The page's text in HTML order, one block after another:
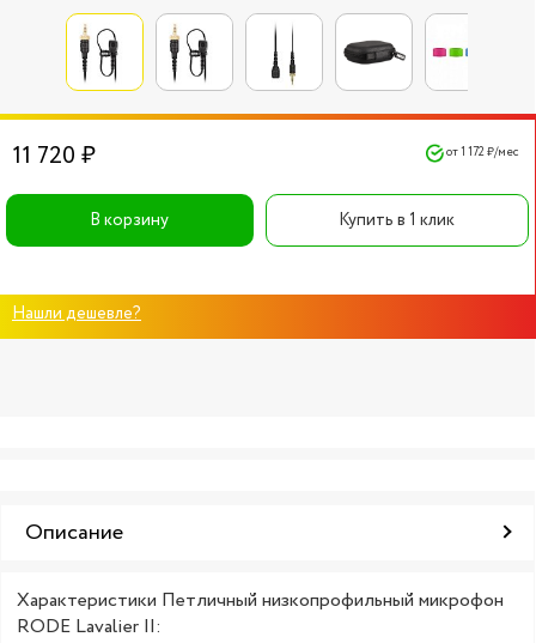
11 720 ₽ от 1 172 ₽/мес
В корзину Купить в 1 клик
Нашли дешевле?
Описание
Характеристики Петличный низкопрофильный микрофон
RODE Lavalier II: